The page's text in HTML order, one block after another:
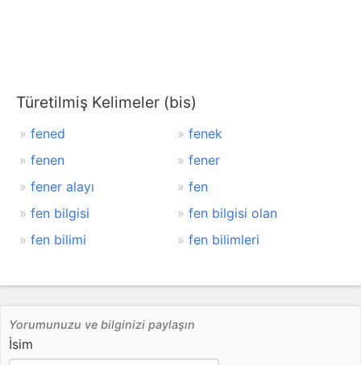
Türetilmiş Kelimeler (bis)
fened
fenek
fenen
fener
fener alayı
fen
fen bilgisi
fen bilgisi olan
fen bilimi
fen bilimleri
Yorumunuzu ve bilginizi paylaşın
İsim